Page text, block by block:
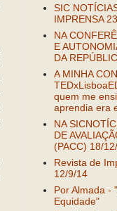
SIC
IMPRENSA
NA
E
DA
A MINHA
quem me
aprendia era
NA
DE
(PACC) 18/
Revista de
12/9/14
Por Almada -
Equidade"